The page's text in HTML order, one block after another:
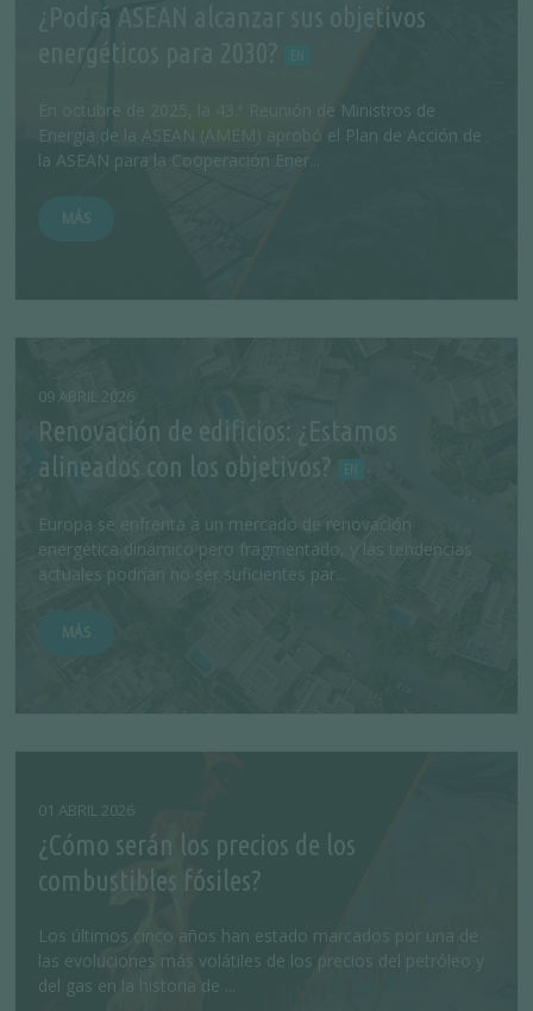
¿Podrá ASEAN alcanzar sus objetivos
energéticos para 2030?
En octubre de 2025, la 43.ª Reunión de Ministros de
Energía de la ASEAN (AMEM) aprobó el Plan de Acción de
la ASEAN para la Cooperación Ener...
MÁS
09 ABRIL 2026
Renovación de edificios: ¿Estamos
alineados con los objetivos?
Europa se enfrenta a un mercado de renovación
energética dinámico pero fragmentado, y las tendencias
actuales podrían no ser suficientes par...
MÁS
01 ABRIL 2026
¿Cómo serán los precios de los
combustibles fósiles?
Los últimos cinco años han estado marcados por una de
las evoluciones más volátiles de los precios del petróleo y
del gas en la historia de ...